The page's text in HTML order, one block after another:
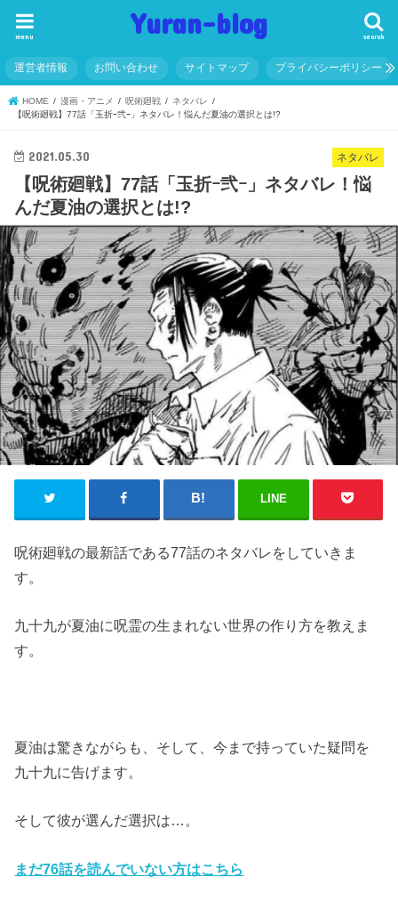
Yuran-blog search
menu
運営者情報 お問い合わせ サイトマップ プライバシーポリシー
HOME 漫画・アニメ 呪術廻戦
ネタバレ
【呪術廻戦】77話「玉折ｰ弐ｰ」ネタバレ！悩んだ夏油の選択とは!?
ネタバレ
2021.05.30
【呪術廻戦】77話「玉折ｰ弐ｰ」ネタバレ！悩
んだ夏油の選択とは!?
LINE
呪術廻戦の最新話である77話のネタバレをしていきま
す。
九十九が夏油に呪霊の生まれない世界の作り方を教えま
す。
夏油は驚きながらも、そして、今まで持っていた疑問を
九十九に告げます。
そして彼が選んだ選択は…。
まだ76話を読んでいない方はこちら